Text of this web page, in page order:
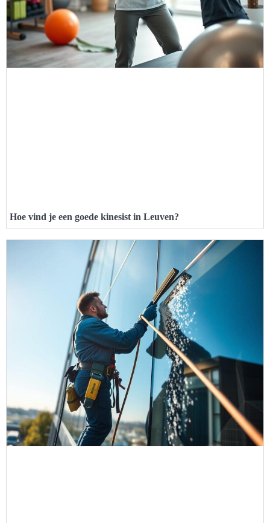
Hoe vind je een goede kinesist in Leuven?